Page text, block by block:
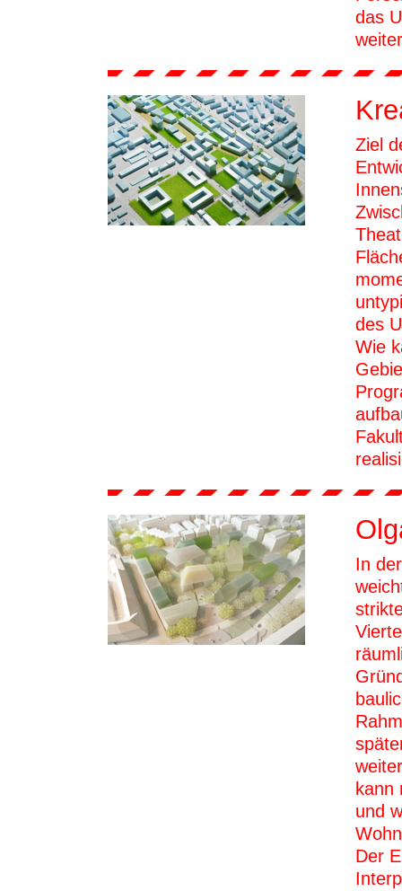
das
Ziel
des
Wie
In
kann
und
Der